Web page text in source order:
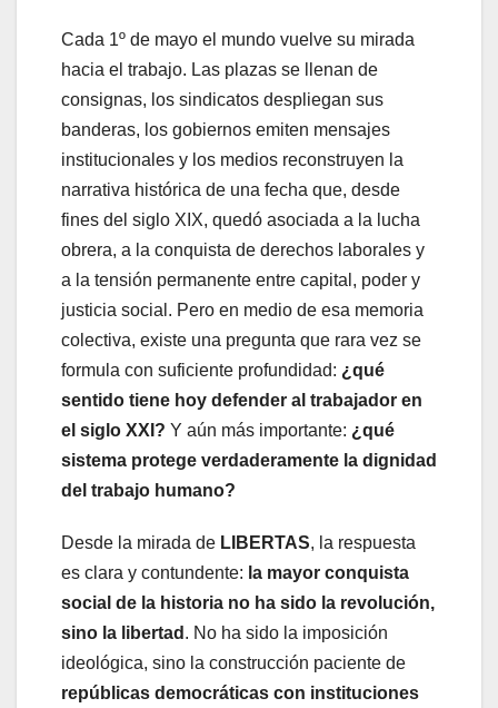
Cada 1º de mayo el mundo vuelve su mirada
hacia el trabajo. Las plazas se llenan de
consignas, los sindicatos despliegan sus
banderas, los gobiernos emiten mensajes
institucionales y los medios reconstruyen la
narrativa histórica de una fecha que, desde
fines del siglo XIX, quedó asociada a la lucha
obrera, a la conquista de derechos laborales y
a la tensión permanente entre capital, poder y
justicia social. Pero en medio de esa memoria
colectiva, existe una pregunta que rara vez se
formula con suficiente profundidad: ¿qué
sentido tiene hoy defender al trabajador en
el siglo XXI? Y aún más importante: ¿qué
sistema protege verdaderamente la dignidad
del trabajo humano?
Desde la mirada de LIBERTAS, la respuesta
es clara y contundente: la mayor conquista
social de la historia no ha sido la revolución,
sino la libertad . No ha sido la imposición
ideológica, sino la construcción paciente de
repúblicas democráticas con instituciones